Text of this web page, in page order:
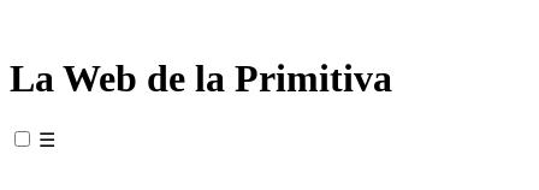
La Web de la Primitiva
☰